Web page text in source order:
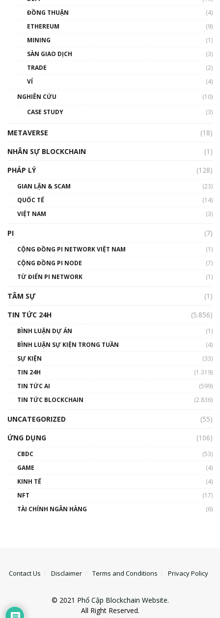
Phổ cập Blockchain
thống & Crypto qua các cuộc chiến | Phổ cập
01:32:59
gió ấm
Talkshow 14: MemeCoin – Trò đùa tỷ đô
01:29:26
ĐỒNG THUẬN
(4)
ETHEREUM
(9)
MINING
(1)
SÀN GIAO DỊCH
(3)
TRADE
(2)
VÍ
(4)
NGHIÊN CỨU
(10)
CASE STUDY
(3)
METAVERSE
(18)
NHÂN SỰ BLOCKCHAIN
(1)
PHÁP LÝ
(128)
GIAN LẬN & SCAM
(23)
QUỐC TẾ
(14)
VIỆT NAM
(3)
PI (7)
CỘNG ĐỒNG PI NETWORK VIỆT NAM
(1)
CỘNG ĐỒNG PI NODE
(7)
TỪ ĐIỂN PI NETWORK
(1)
TÂM SỰ
(1)
TIN TỨC 24H
(5.856)
BÌNH LUẬN DỰ ÁN
(1)
BÌNH LUẬN SỰ KIỆN TRONG TUẦN
(4)
SỰ KIỆN
(33)
TIN 24H
(1.319)
TIN TỨC AI
(599)
TIN TỨC BLOCKCHAIN
(2.836)
UNCATEGORIZED
(55)
ỨNG DỤNG
(106)
CBDC
(53)
GAME
(4)
KINH TẾ
(4)
NFT
(17)
TÀI CHÍNH NGÂN HÀNG
(6)
Contact Us Disclaimer Terms and Conditions Privacy Policy
© 2021 Phổ Cập Blockchain Website.
All Right Reserved.